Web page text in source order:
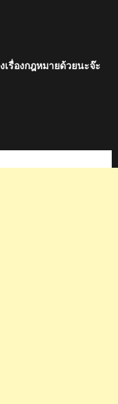
เรื่องกฎหมายด้วยนะจ๊ะ